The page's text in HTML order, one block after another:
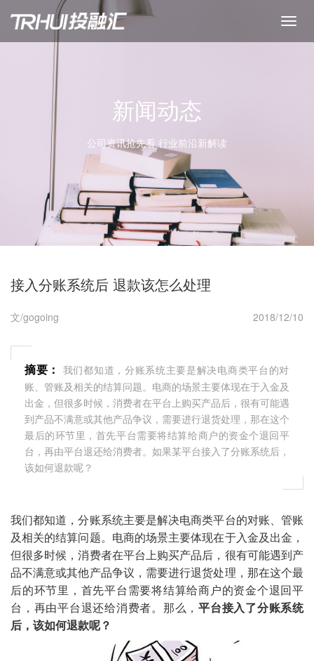
新闻动态
公司资讯抢先看 行业前沿新解读
接入分账系统后 退款该怎么处理
文/gogoing 2018/12/10
摘要： 我们都知道，分账系统主要是解决电商类平台的对
账、管账及相关的结算问题。电商的场景主要体现在于入金及
出金，但很多时候，消费者在平台上购买产品后，很有可能遇
到产品不满意或其他产品争议，需要进行退货处理，那在这个
最后的环节里，首先平台需要将结算给商户的资金个退回平
台，再由平台退还给消费者。如果某平台接入了分账系统后，
该如何退款呢？
我们都知道，分账系统主要是解决电商类平台的对账、管账
及相关的结算问题。电商的场景主要体现在于入金及出金，
但很多时候，消费者在平台上购买产品后，很有可能遇到产
品不满意或其他产品争议，需要进行退货处理，那在这个最
后的环节里，首先平台需要将结算给商户的资金个退回平
台，再由平台退还给消费者。那么， 平台接入了分账系统
后，该如何退款呢？